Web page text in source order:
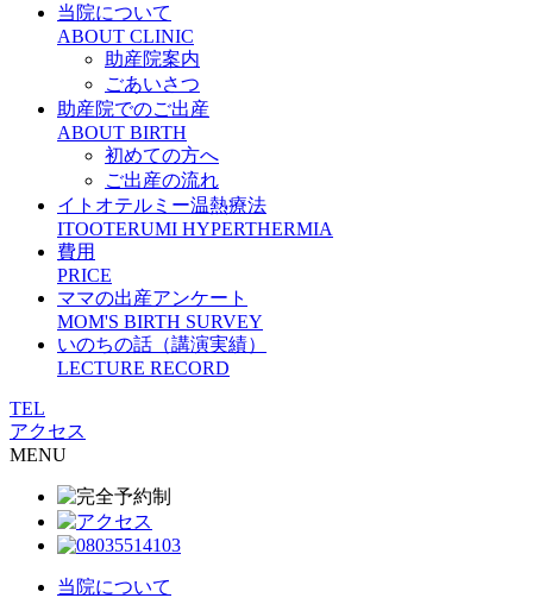
当院について
ABOUT CLINIC
助産院案内
ごあいさつ
助産院でのご出産
ABOUT BIRTH
初めての方へ
ご出産の流れ
イトオテルミー温熱療法
ITOOTERUMI HYPERTHERMIA
費用
PRICE
ママの出産アンケート
MOM'S BIRTH SURVEY
いのちの話（講演実績）
LECTURE RECORD
TEL
アクセス
MENU
当院について